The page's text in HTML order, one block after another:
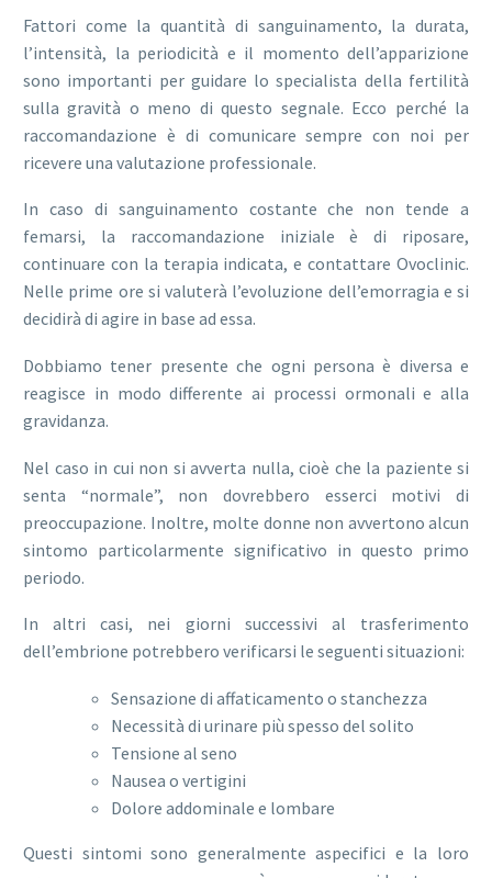
Fattori come la quantità di sanguinamento, la durata,
l’intensità, la periodicità e il momento dell’apparizione
sono importanti per guidare lo specialista della fertilità
sulla gravità o meno di questo segnale. Ecco perché la
raccomandazione è di comunicare sempre con noi per
ricevere una valutazione professionale.
In caso di sanguinamento costante che non tende a
femarsi, la raccomandazione iniziale è di riposare,
continuare con la terapia indicata, e contattare Ovoclinic.
Nelle prime ore si valuterà l’evoluzione dell’emorragia e si
decidirà di agire in base ad essa.
Dobbiamo tener presente che ogni persona è diversa e
reagisce in modo differente ai processi ormonali e alla
gravidanza.
Nel caso in cui non si avverta nulla, cioè che la paziente si
senta “normale”, non dovrebbero esserci motivi di
preoccupazione. Inoltre, molte donne non avvertono alcun
sintomo particolarmente significativo in questo primo
periodo.
In altri casi, nei giorni successivi al trasferimento
dell’embrione potrebbero verificarsi le seguenti situazioni:
Sensazione di affaticamento o stanchezza
Necessità di urinare più spesso del solito
Tensione al seno
Nausea o vertigini
Dolore addominale e lombare
Questi sintomi sono generalmente aspecifici e la loro